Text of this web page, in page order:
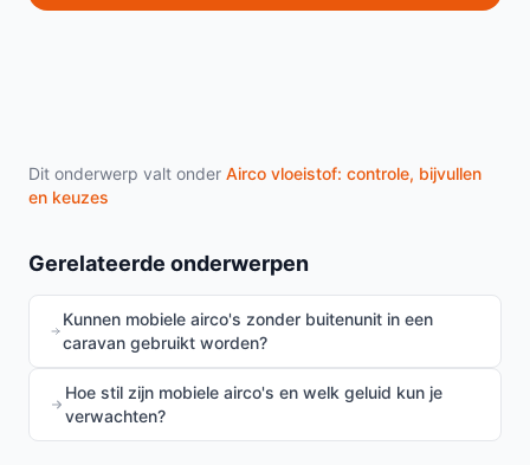
Dit onderwerp valt onder Airco vloeistof: controle, bijvullen
en keuzes
Gerelateerde onderwerpen
Kunnen mobiele airco's zonder buitenunit in een
caravan gebruikt worden?
Hoe stil zijn mobiele airco's en welk geluid kun je
verwachten?